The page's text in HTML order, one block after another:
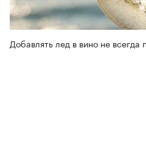
Добавлять лед в вино не всегда